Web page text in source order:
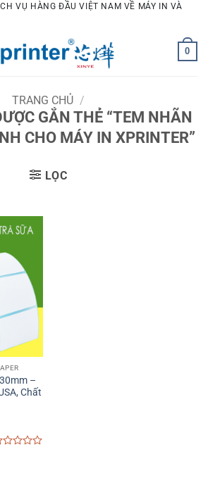
VỤ HÀNG ĐẦU VIỆT NAM VỀ MÁY IN VÀ
0
TRANG CHỦ /
GẮN THẺ “TEM NHÃN
CHO MÁY IN XPRINTER”
LỌC
–
Chất